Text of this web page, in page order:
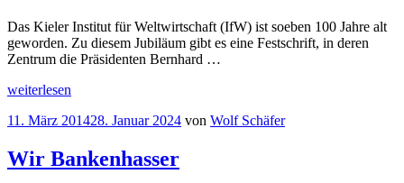
Das Kieler Institut für Weltwirtschaft (IfW) ist soeben 100 Jahre alt
geworden. Zu diesem Jubiläum gibt es eine Festschrift, in deren
Zentrum die Präsidenten Bernhard …
„100
Institut
Weltwirtschaft
in
weiterlesen
Veröffentlicht
11. März 201428. Januar 2024 von Wolf Schäfer
Wir Bankenhasser